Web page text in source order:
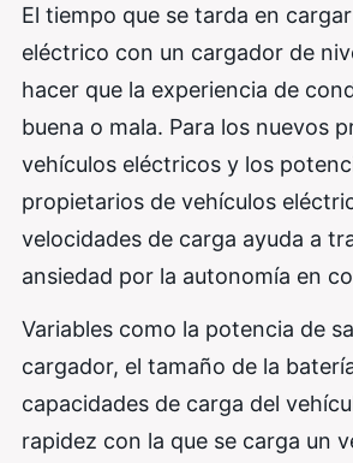
El tiempo que se tarda en
eléctrico con un cargador de
hacer que la experiencia de
buena o mala. Para los nuevos
vehículos eléctricos y los
propietarios de vehículos
velocidades de carga ayuda a
ansiedad por la autonomía en
Variables como la potencia de
cargador, el tamaño de la
capacidades de carga del
rapidez con la que se carga un